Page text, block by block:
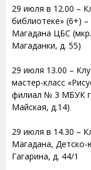
29 июля в 12.00 –
библиотеке» (6+)
Магадана ЦБС
Магаданки, д. 55)
29 июля 13.00 –
мастер-класс
филиал № 3 МБУК
Майская, д.14)
29 июля в 14.30 –
Магадана, Детско-
Гагарина, д. 44/1